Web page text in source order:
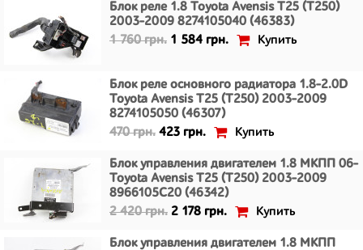
Блок реле 1.8 Toyota Avensis T25 (T250)
2003-2009 8274105040 (46383)
1 760 грн. 1 584 грн. Купить
Блок реле основного радиатора 1.8-2.0D
Toyota Avensis T25 (T250) 2003-2009
8274105050 (46307)
470 грн. 423 грн. Купить
Блок управления двигателем 1.8 МКПП 06-
Toyota Avensis T25 (T250) 2003-2009
8966105C20 (46342)
2 420 грн. 2 178 грн. Купить
Блок управления двигателем 1.8 МКПП